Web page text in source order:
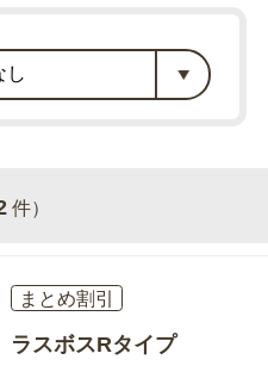
件）
まとめ割引
ラスボスRタイプ